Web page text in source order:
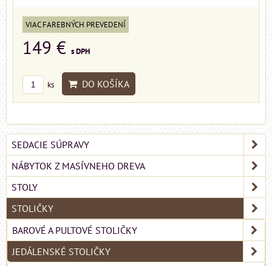
VIAC FAREBNÝCH PREVEDENÍ
149 € s DPH
ks DO KOŠÍKA
SEDACIE SÚPRAVY
NÁBYTOK Z MASÍVNEHO DREVA
STOLY
STOLIČKY
BAROVÉ A PULTOVÉ STOLIČKY
JEDÁLENSKÉ STOLIČKY